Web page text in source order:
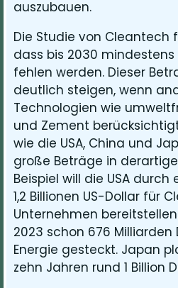
auszubauen.
Die Studie von Cleantech
dass bis 2030 mindestens
fehlen werden. Dieser
deutlich steigen, wenn
Technologien wie
und Zement
wie die USA, China und
große Beträge in
Beispiel will die USA durch
1,2 Billionen US-Dollar für
Unternehmen
2023 schon 676 Milliarden
Energie gesteckt. Japan
zehn Jahren rund 1 Billion